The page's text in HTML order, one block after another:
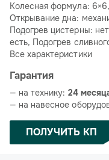
Колесная формула:
Открывание дна:
Подогрев цистерны:
есть, Подогрев
Все характеристики
Гарантия
— на технику: 24
— на навесное
ПОЛУЧИТЬ КП